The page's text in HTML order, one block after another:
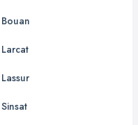
Bouan
Larcat
Lassur
Sinsat